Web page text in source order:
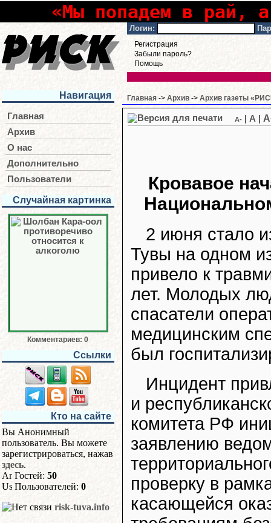
«Мы попадем в рай,
Логин:
Регистрация
Забыли пароль?
Помощь
Навигация
Главная
Архив
О нас
Дополнительно
Пользователи
Случайная картинка
Комментариев: 0
Ссылки
Кто на сайте
Вы Анонимный
пользователь. Вы можете
зарегистрироваться, нажав
здесь.
Гостей: 50
Пользователей: 0
risk-tuva.info
Главная -> Архив -> Архив газеты
A- A
Кровавое
2 июня стало
Тувы на одном
привело к
лет. Молодых
спасатели
медицинским
был
Инцидент
и
комитета РФ
заявлению
проверку в
касающейся